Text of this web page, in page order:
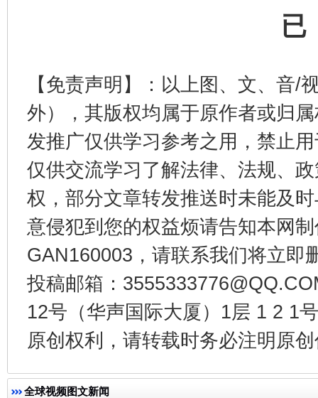
【免责声明】：以上图、文、音/
外），其版权均属于原作者或归
发推广仅供学习参考之用，禁止
仅供交流学习了解法律、法规、
权，部分文章转发推送时未能及
意侵犯到您的权益烦请告知本网
GAN160003，请联系我们将立即
投稿邮箱：
12号（华声国际大厦）1层 1 2 1
原创权利，请转载时务必注明原
全球视频图文新闻
一纸欠
东山县通报“牛蛙产品抗生素超标问题” 法
千年窑火 生生不息